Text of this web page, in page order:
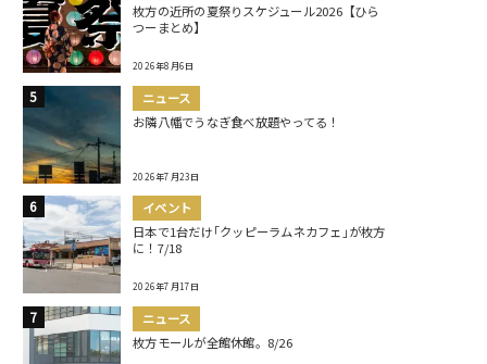
枚方の近所の夏祭りスケジュール2026【ひら
つーまとめ】
2026年8月6日
ニュース
お隣八幡でうなぎ食べ放題やってる！
2026年7月23日
イベント
日本で1台だけ｢クッピーラムネカフェ｣が枚方
に！7/18
2026年7月17日
ニュース
枚方モールが全館休館。8/26